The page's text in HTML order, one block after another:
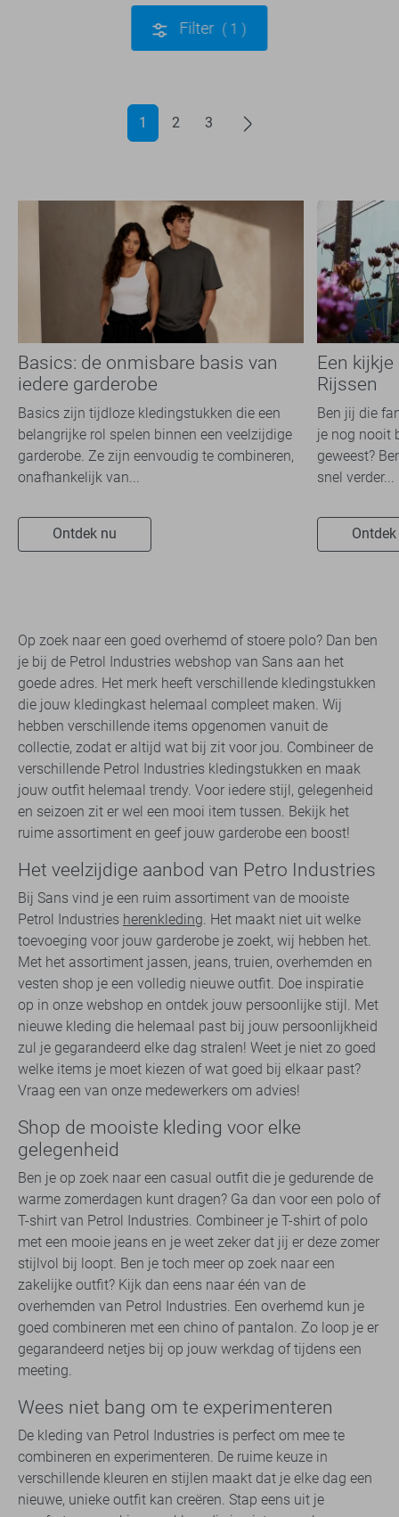
Filter 1
1 2 3
Basics: de onmisbare basis van
iedere garderobe
Basics zijn tijdloze kledingstukken die een
belangrijke rol spelen binnen een veelzijdige
garderobe. Ze zijn eenvoudig te combineren,
onafhankelijk van...
Ontdek nu
Een
Rijssen
Ben jij die
je nog nooit
geweest?
snel verder...
Op zoek naar een ​​goed overhemd of stoere ​​polo? Dan ben
je bij de Petrol Industries webshop van Sans aan het
goede adres. Het merk heeft verschillende kledingstukken
die jouw kledingkast helemaal compleet maken. Wij
hebben verschillende items opgenomen vanuit de
collectie, zodat er altijd wat bij zit voor jou. Combineer de
verschillende Petrol Industries kledingstukken en maak
jouw outfit helemaal trendy. Voor iedere stijl, gelegenheid
en seizoen zit er wel een mooi item tussen. Bekijk het
ruime assortiment en geef jouw garderobe een boost!
Het veelzijdige aanbod van Petro Industries
Bij Sans vind je een ruim assortiment van de mooiste
Petrol Industries herenkleding. Het maakt niet uit welke
toevoeging voor jouw garderobe je zoekt, wij hebben het.
Met het assortiment jassen, jeans, truien, overhemden en
vesten shop je een volledig nieuwe outfit. Doe inspiratie
op in onze webshop en ontdek jouw persoonlijke stijl. Met
nieuwe kleding die helemaal past bij jouw persoonlijkheid
zul je gegarandeerd elke dag stralen! Weet je niet zo goed
welke items je moet kiezen of wat goed bij elkaar past?
Vraag een van onze medewerkers om advies!
Shop de mooiste kleding voor elke
gelegenheid
Ben je op zoek naar een casual outfit die je gedurende de
warme zomerdagen kunt dragen? Ga dan voor een polo of
T-shirt van Petrol Industries. Combineer je T-shirt of polo
met een mooie jeans en je weet zeker dat jij er deze zomer
stijlvol bij loopt. Ben je toch meer op zoek naar een
zakelijke outfit? Kijk dan eens naar één van de
overhemden van Petrol Industries. Een overhemd kun je
goed combineren met een chino of pantalon. Zo loop je er
gegarandeerd netjes bij op jouw werkdag of tijdens een
meeting.
Wees niet bang om te experimenteren
De kleding van Petrol Industries is perfect om mee te
combineren en experimenteren. De ruime keuze in
verschillende kleuren en stijlen maakt dat je elke dag een
nieuwe, unieke outfit kan creëren. Stap eens uit je